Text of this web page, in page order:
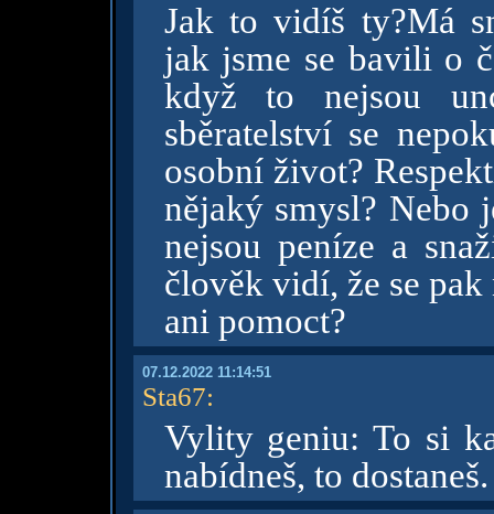
Jak to vidíš ty?Má
jak jsme se bavili o
když to nejsou
sběratelství se
osobní život?
nějaký smysl? Nebo
nejsou peníze a
člověk vidí, že se
ani pomoct?
07.12.2022 11:14:51
Sta67:
Vylity geniu: To si
nabídneš, to dostaneš.